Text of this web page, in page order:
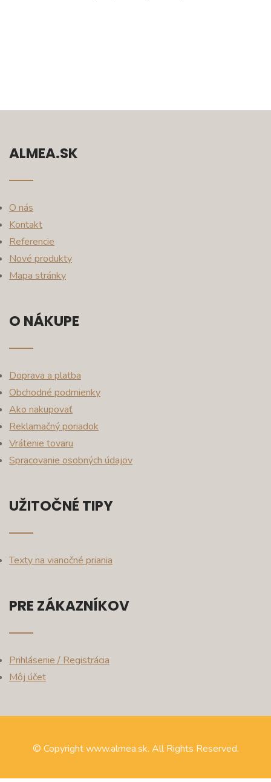
ALMEA.SK
O nás
Kontakt
Referencie
Nové produkty
Mapa stránky
O NÁKUPE
Doprava a platba
Obchodné podmienky
Ako nakupovať
Reklamačný poriadok
Vrátenie tovaru
Spracovanie osobných údajov
UŽITOČNÉ TIPY
Texty na vianočné priania
PRE ZÁKAZNÍKOV
Prihlásenie / Registrácia
Môj účet
© Copyright www.almea.sk. All Rights Reserved.